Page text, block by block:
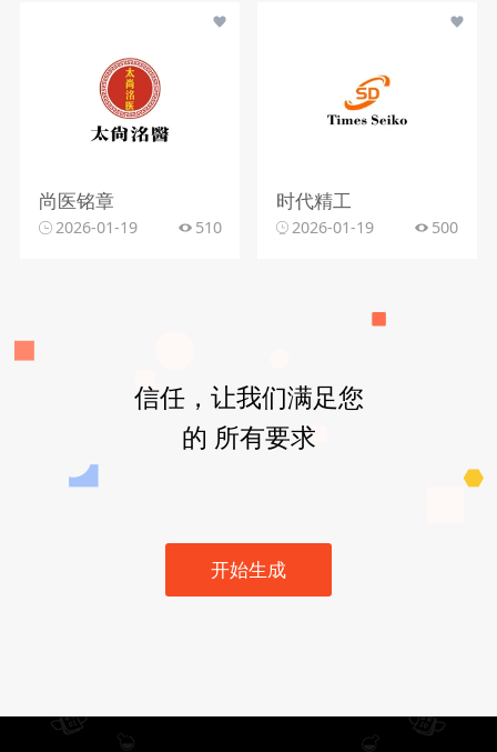
尚医铭章
2026-01-19 510
时代精工
2026-01-19 500
信任，让我们满足您
的 所有要求
开始生成